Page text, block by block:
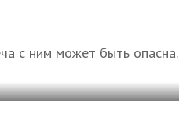
с ним может быть опасна.